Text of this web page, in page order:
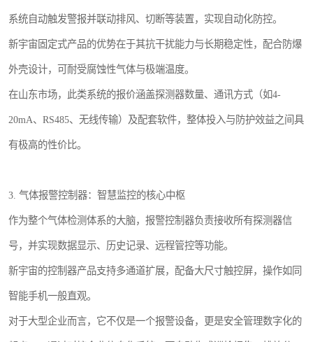
系统自动触发警报并联动排风、切断等装置，实现自动化防控。
新宇宙固定式产品的优势在于其抗干扰能力与长期稳定性，配合防爆
外壳设计，可耐受腐蚀性气体与极端温度。
在山东市场，此类系统的报价涵盖探测器数量、通讯方式（如4-
20mA、RS485、无线传输）及配套软件，整体投入与防护效益之间具
有极高的性价比。
3. 气体报警控制器：智慧监控的核心中枢
作为整个气体检测体系的大脑，报警控制器负责接收所有探测器信
号，并实现数据显示、历史记录、远程管控等功能。
新宇宙的控制器产品支持多通道扩展，配备大尺寸触控屏，操作如同
智能手机一般直观。
对于大型企业而言，它不仅是一个报警设备，更是安全管理数字化的